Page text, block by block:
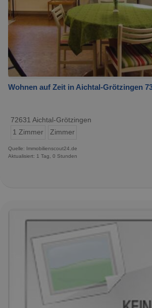
Wohnen auf Zeit in Aichtal-Grötzingen
72631 Aichtal-Grötzingen
1 Zimmer
Zimmer
Quelle: Immobilienscout24.de
Aktualisiert: 1 Tag, 0 Stunden